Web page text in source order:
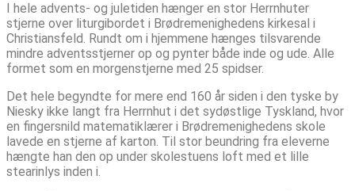
I hele advents- og juletiden hænger en stor Herrnhuter
stjerne over liturgibordet i Brødremenighedens kirkesal i
Christiansfeld. Rundt om i hjemmene hænges tilsvarende
mindre adventsstjerner op og pynter både inde og ude. Alle
formet som en morgenstjerne med 25 spidser.
Det hele begyndte for mere end 160 år siden i den tyske by
Niesky ikke langt fra Herrnhut i det sydøstlige Tyskland, hvor
en fingersnild matematiklærer i Brødremenighedens skole
lavede en stjerne af karton. Til stor beundring fra eleverne
hængte han den op under skolestuens loft med et lille
stearinlys inden i.